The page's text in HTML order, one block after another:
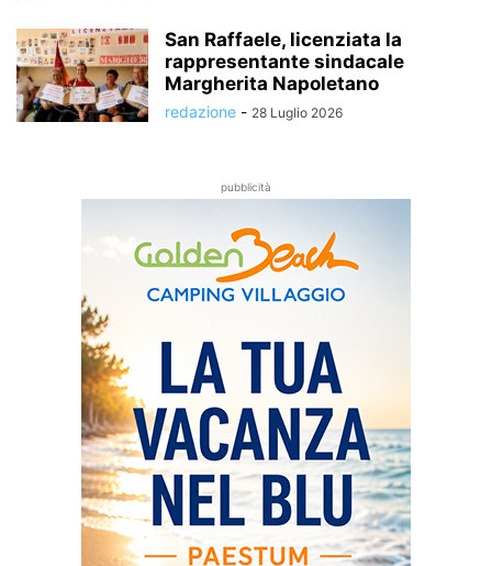
San Raffaele, licenziata la
rappresentante sindacale
Margherita Napoletano
redazione - 28 Luglio 2026
pubblicità